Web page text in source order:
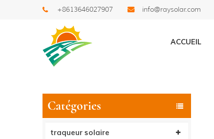
+8613646027907 info@raysolar.com
ACCUEIL
Des Produits
Catégories
traqueur solaire